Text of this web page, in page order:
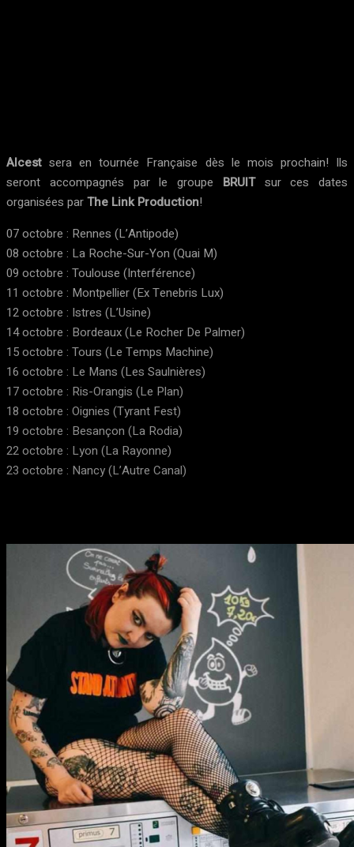
Alcest sera en tournée Française dès le mois prochain! Ils
seront accompagnés par le groupe BRUITsur ces dates
organisées parThe Link Production!
07 octobre : Rennes (L’Antipode)
08 octobre : La Roche-Sur-Yon (Quai M)
09 octobre : Toulouse (Interférence)
11 octobre : Montpellier (Ex Tenebris Lux)
12 octobre : Istres (L’Usine)
14 octobre : Bordeaux (Le Rocher De Palmer)
15 octobre : Tours (Le Temps Machine)
16 octobre : Le Mans (Les Saulnières)
17 octobre : Ris-Orangis (Le Plan)
18 octobre : Oignies (Tyrant Fest)
19 octobre : Besançon (La Rodia)
22 octobre : Lyon (La Rayonne)
23 octobre : Nancy (L’Autre Canal)